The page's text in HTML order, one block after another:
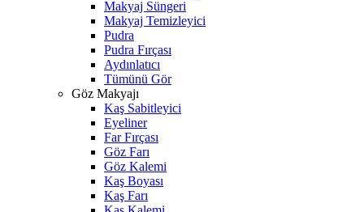
Makyaj Süngeri
Makyaj Temizleyici
Pudra
Pudra Fırçası
Aydınlatıcı
Tümünü Gör
Göz Makyajı
Kaş Sabitleyici
Eyeliner
Far Fırçası
Göz Farı
Göz Kalemi
Kaş Boyası
Kaş Farı